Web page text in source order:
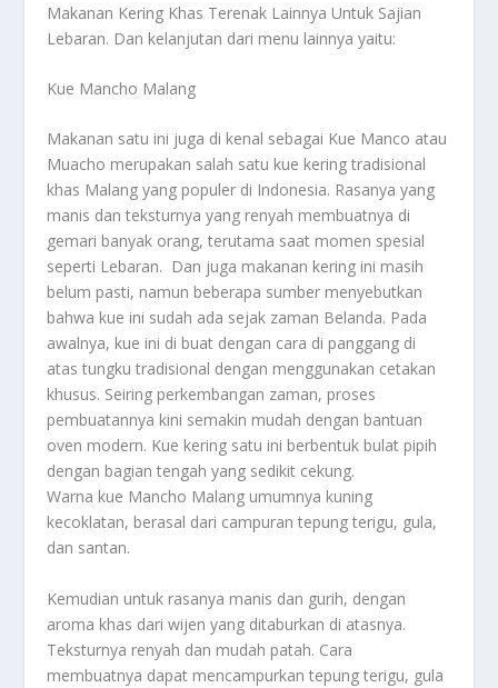
Makanan Kering Khas Terenak Lainnya Untuk Sajian
Lebaran. Dan kelanjutan dari menu lainnya yaitu:
Kue Mancho Malang
Makanan satu ini juga di kenal sebagai Kue Manco atau
Muacho merupakan salah satu kue kering tradisional
khas Malang yang populer di Indonesia. Rasanya yang
manis dan teksturnya yang renyah membuatnya di
gemari banyak orang, terutama saat momen spesial
seperti Lebaran. Dan juga makanan kering ini masih
belum pasti, namun beberapa sumber menyebutkan
bahwa kue ini sudah ada sejak zaman Belanda. Pada
awalnya, kue ini di buat dengan cara di panggang di
atas tungku tradisional dengan menggunakan cetakan
khusus. Seiring perkembangan zaman, proses
pembuatannya kini semakin mudah dengan bantuan
oven modern. Kue kering satu ini berbentuk bulat pipih
dengan bagian tengah yang sedikit cekung.
Warna kue Mancho Malang umumnya kuning
kecoklatan, berasal dari campuran tepung terigu, gula,
dan santan.
Kemudian untuk rasanya manis dan gurih, dengan
aroma khas dari wijen yang ditaburkan di atasnya.
Teksturnya renyah dan mudah patah. Cara
membuatnya dapat mencampurkan tepung terigu, gula